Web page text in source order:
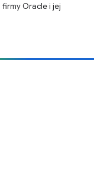
Oracle i jej